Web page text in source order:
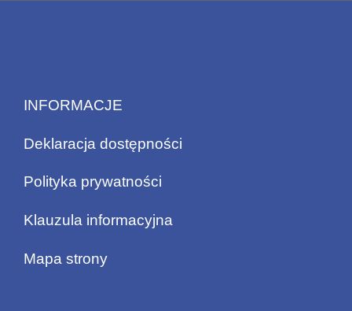
INFORMACJE
Deklaracja dostępności
Polityka prywatności
Klauzula informacyjna
Mapa strony